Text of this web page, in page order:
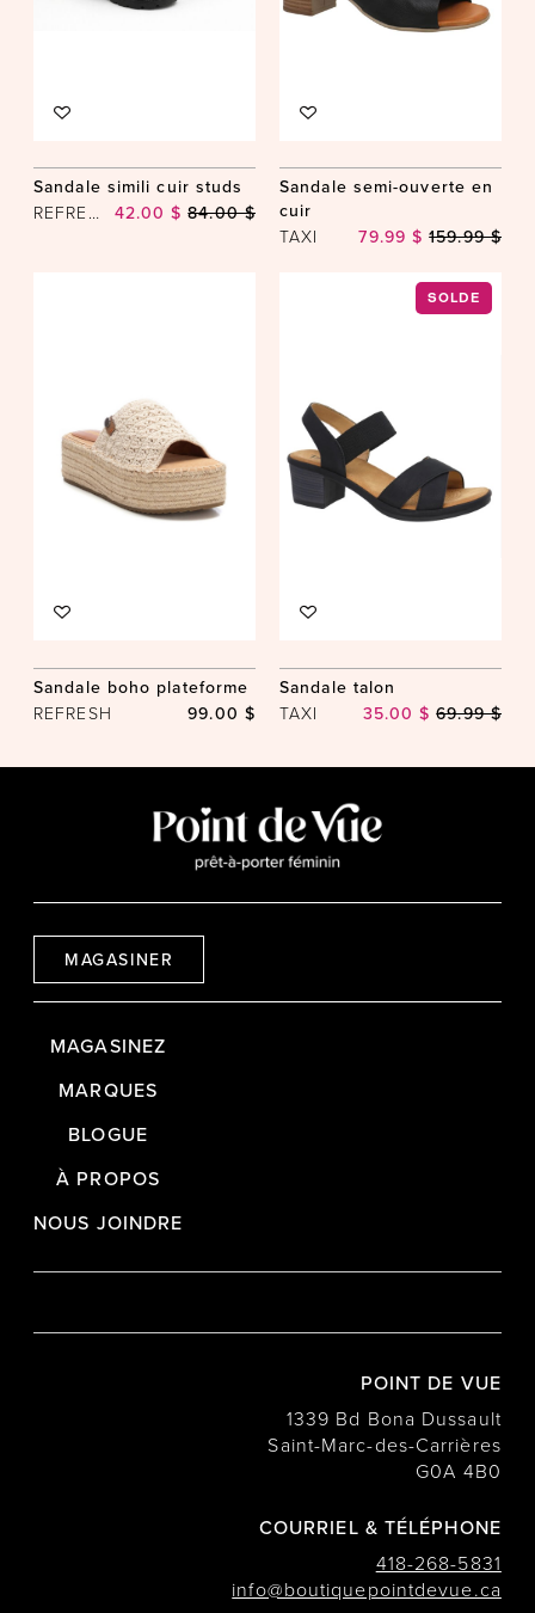
Sandale simili cuir studs
REFRESH 42.00 $ 84.00 $
Sandale semi-ouverte en
cuir
TAXI 79.99 $ 159.99 $
Sandale boho plateforme
REFRESH 99.00 $
SOLDE
Sandale talon
TAXI 35.00 $ 69.99 $
MAGASINER
MAGASINEZ
MARQUES
BLOGUE
À PROPOS
NOUS JOINDRE
POINT DE VUE
1339 Bd Bona Dussault
Saint-Marc-des-Carrières
G0A 4B0
COURRIEL & TÉLÉPHONE
418-268-5831
info@boutiquepointdevue.ca